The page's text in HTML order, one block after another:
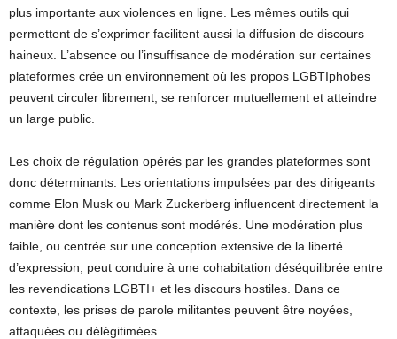
plus importante aux violences en ligne. Les mêmes outils qui
permettent de s’exprimer facilitent aussi la diffusion de discours
haineux. L’absence ou l’insuffisance de modération sur certaines
plateformes crée un environnement où les propos LGBTIphobes
peuvent circuler librement, se renforcer mutuellement et atteindre
un large public.
Les choix de régulation opérés par les grandes plateformes sont
donc déterminants. Les orientations impulsées par des dirigeants
comme Elon Musk ou Mark Zuckerberg influencent directement la
manière dont les contenus sont modérés. Une modération plus
faible, ou centrée sur une conception extensive de la liberté
d’expression, peut conduire à une cohabitation déséquilibrée entre
les revendications LGBTI+ et les discours hostiles. Dans ce
contexte, les prises de parole militantes peuvent être noyées,
attaquées ou délégitimées.